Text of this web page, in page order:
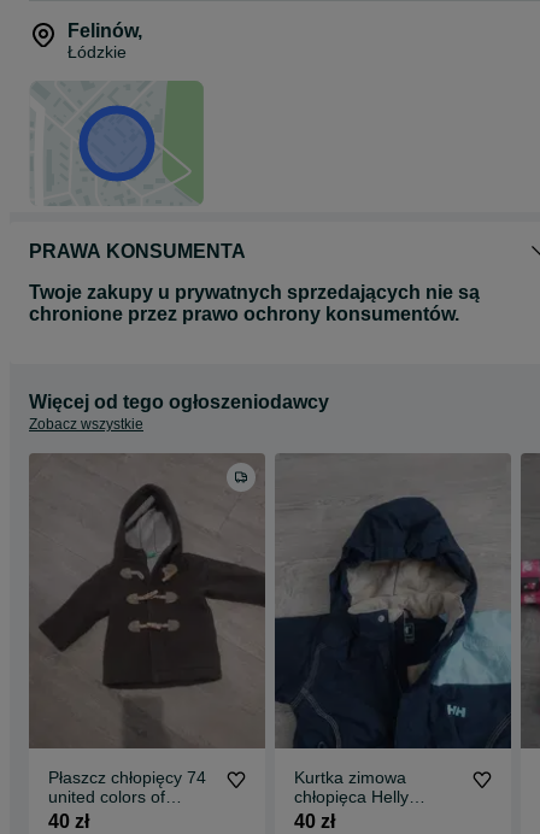
Felinów,
Łódzkie
PRAWA KONSUMENTA
Twoje zakupy u prywatnych sprzedających nie są
chronione przez prawo ochrony konsumentów.
Więcej od tego ogłoszeniodawcy
Zobacz wszystkie
Płaszcz chłopięcy 74
united colors of
benetton
40 zł
Kurtka zimowa
chłopięca Helly
Hansen 92
40 zł